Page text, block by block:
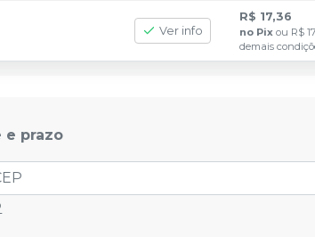
Ver info
R$ 17,36
no Pix ou R$
demais
e prazo